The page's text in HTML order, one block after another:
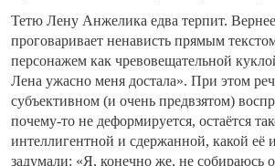
Тетю Лену Анжелика едва терпит.
проговаривает ненависть прямым
персонажем как чревовещательной
Лена ужасно меня достала». При этом
субъективном (и очень предвзятом)
почему-то не деформируется, остаётся
интеллигентной и сдержанной, какой её
задумали: «Я, конечно же, не собираюсь